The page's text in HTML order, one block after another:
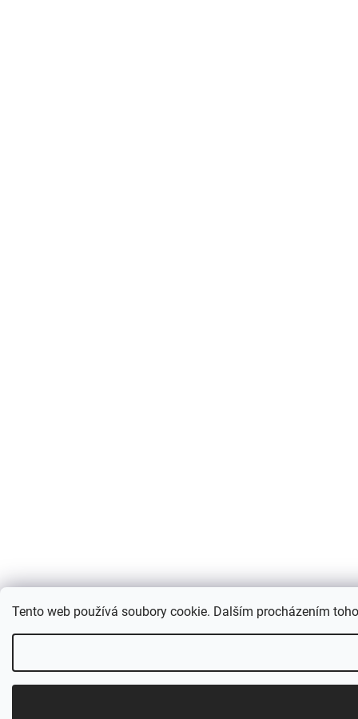
Tento web používá soubory cookie. Dalším procházením